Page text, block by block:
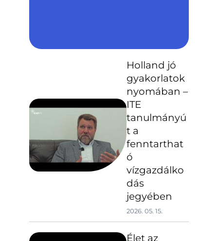
Holland jó
gyakorlatok
nyomában –
ITE
tanulmányú
t a
fenntarthat
ó
vízgazdálko
dás
jegyében
2026. 05. 15.
Élet az